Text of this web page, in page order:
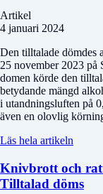
Artikel
4 januari 2024
Den tilltalade dömdes
25 november 2023
domen körde den
betydande mängd
i utandningsluften på
även en olovlig
Läs hela artikeln
Knivbrott och
Tilltalad döms